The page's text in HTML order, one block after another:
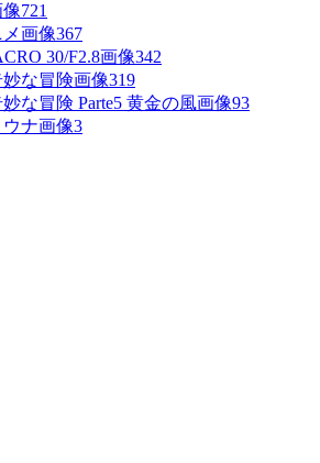
像721
画像367
30/F2.8画像342
な冒険画像319
な冒険 Parte5 黄金の風画像93
ウナ画像3